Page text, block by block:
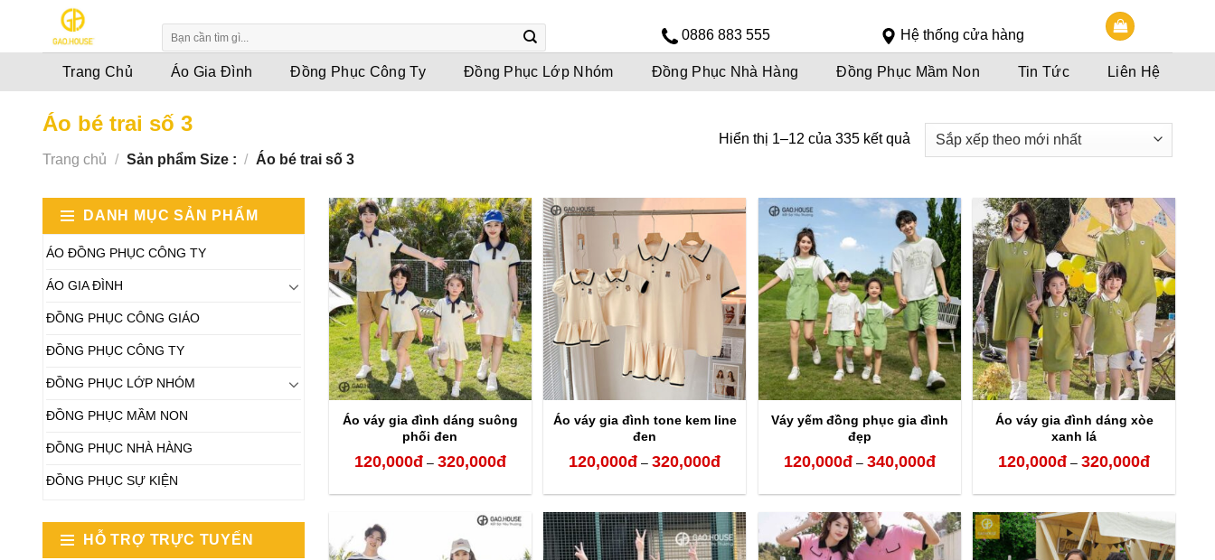
content
0886 883 555 Hệ thống cửa hàng
Trang Chủ Áo Gia Đình Đồng Phục Công Ty Đồng Phục Lớp Nhóm Đồng Phục Nhà Hàng Đồng Phục Mầm Non Tin Tức Liên Hệ
Áo bé trai số 3
Trang chủ / Sản phẩm Size : / Áo bé trai số 3
Hiển thị 1–12 của 335 kết quả
DANH MỤC SẢN PHẨM
ÁO ĐỒNG PHỤC CÔNG TY
ÁO GIA ĐÌNH
ĐỒNG PHỤC CÔNG GIÁO
ĐỒNG PHỤC CÔNG TY
ĐỒNG PHỤC LỚP NHÓM
ĐỒNG PHỤC MẦM NON
ĐỒNG PHỤC NHÀ HÀNG
ĐỒNG PHỤC SỰ KIỆN
HỖ TRỢ TRỰC TUYẾN
Áo váy gia đình dáng suông
phối đen
120,000đ – 320,000đKhoảng
từ
120,000đ
Áo váy gia đình tone kem line
đen
120,000đ – 320,000đKhoảng
từ
120,000đ
Váy yếm đồng phục gia đình
đẹp
120,000đ – 340,000đKhoảng
từ
120,000đ
Áo váy gia đình dáng xòe
xanh lá
120,000đ – 320,000đKhoảng
120,000đ